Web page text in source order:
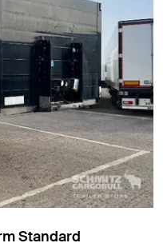
Leci Trailer - Isolier-/